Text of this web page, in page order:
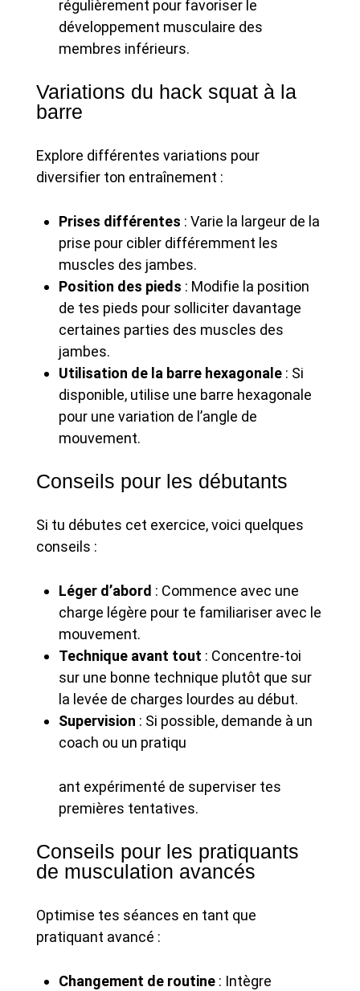
régulièrement pour favoriser le
développement musculaire des
membres inférieurs.
Variations du hack squat à la
barre
Explore différentes variations pour
diversifier ton entraînement :
Prises différentes : Varie la largeur de la
prise pour cibler différemment les
muscles des jambes.
Position des pieds : Modifie la position
de tes pieds pour solliciter davantage
certaines parties des muscles des
jambes.
Utilisation de la barre hexagonale : Si
disponible, utilise une barre hexagonale
pour une variation de l’angle de
mouvement.
Conseils pour les débutants
Si tu débutes cet exercice, voici quelques
conseils :
Léger d’abord : Commence avec une
charge légère pour te familiariser avec le
mouvement.
Technique avant tout : Concentre-toi
sur une bonne technique plutôt que sur
la levée de charges lourdes au début.
Supervision : Si possible, demande à un
coach ou un pratiqu
ant expérimenté de superviser tes
premières tentatives.
Conseils pour les pratiquants
de musculation avancés
Optimise tes séances en tant que
pratiquant avancé :
Changement de routine : Intègre